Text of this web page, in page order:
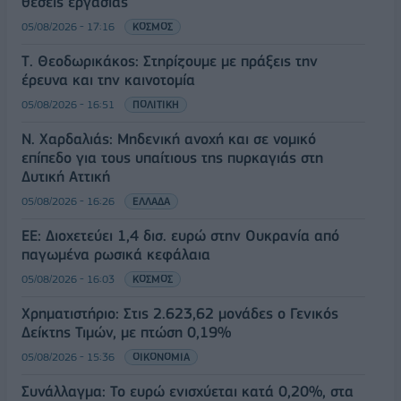
05/08/2026 - 17:16 ΚΟΣΜΟΣ
Τ. Θεοδωρικάκος: Στηρίζουμε με πράξεις την
έρευνα και την καινοτομία
05/08/2026 - 16:51 ΠΟΛΙΤΙΚΗ
Ν. Χαρδαλιάς: Μηδενική ανοχή και σε νομικό
επίπεδο για τους υπαίτιους της πυρκαγιάς στη
Δυτική Αττική
05/08/2026 - 16:26 ΕΛΛΑΔΑ
ΕΕ: Διοχετεύει 1,4 δισ. ευρώ στην Ουκρανία από
παγωμένα ρωσικά κεφάλαια
05/08/2026 - 16:03 ΚΟΣΜΟΣ
Χρηματιστήριο: Στις 2.623,62 μονάδες ο Γενικός
Δείκτης Τιμών, με πτώση 0,19%
05/08/2026 - 15:36 ΟΙΚΟΝΟΜΙΑ
Συνάλλαγμα: Το ευρώ ενισχύεται κατά 0,20%, στα